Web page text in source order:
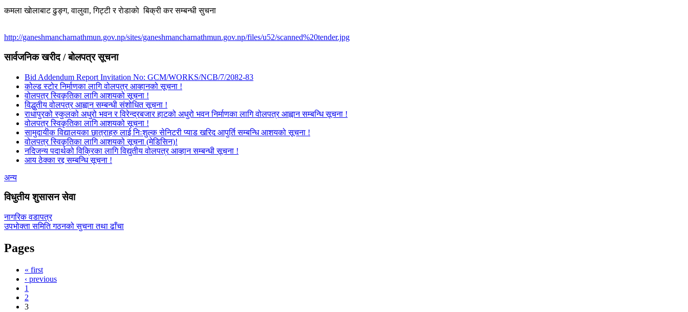
कमला खाेलाबाट ढु‌ङ्ग, वालुवा, गिट्टी र राेडाकाे बिक्री कर सम्बन्धी सुचना
http://ganeshmancharnathmun.gov.np/sites/ganeshmancharnathmun.gov.np/files/u52/scanned%20tender.jpg
सार्वजनिक खरीद / बोलपत्र सूचना
Bid Addendum Report Invitation No: GCM/WORKS/NCB/7/2082-83
कोल्ड स्टोर निर्माणका लागि वोलपत्र आव्हानको सूचना !
वोलपत्र स्विकृतिका लागि आशयको सूचना !
विद्धुतीय वोलपत्र आह्वान सम्बन्धी संशोधित सूचना !
राधापुरको स्कुलको अधुरो भवन र विरेन्द्रबजार हाटको अधुरो भवन निर्माणका लागि वोलपत्र आह्वान सम्बन्धि सूचना !
वोलपत्र स्विकृतिका लागि आशयको सूचना !
सामुदायीक विद्यालयका छात्राहरु लाई निःशुल्क सेनिटरी प्याड खरिद आपुर्ति सम्बन्धि आशयको सूचना !
वोलपत्र स्विकृतिका लागि आशयको सूचना (मेडिसिन)!
नदिजन्य पदार्थको विक्रिका लागि विद्युतीय वोलपत्र आव्हान सम्बन्धी सूचना !
आय ठेक्का रद्द सम्बन्धि सूचना !
अन्य
विधुतीय शुसासन सेवा
नागरिक वडापत्र
उपभोक्ता समिति गठनको सुचना तथा ढाँचा
Pages
« first
‹ previous
1
2
3